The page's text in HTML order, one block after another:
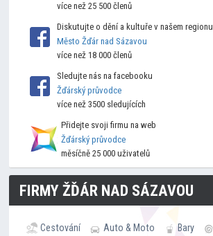
více než 25 500 členů
Diskutujte o dění a kultuře v našem regionu
Město Žďár nad Sázavou
více než 18 000 členů
Sledujte nás na facebooku
Žďárský průvodce
více než 3500 sledujících
Přidejte svoji firmu na web
Žďárský průvodce
měsíčně 25 000 uživatelů
FIRMY ŽĎÁR NAD SÁZAVOU
Cestování Auto & Moto Bary